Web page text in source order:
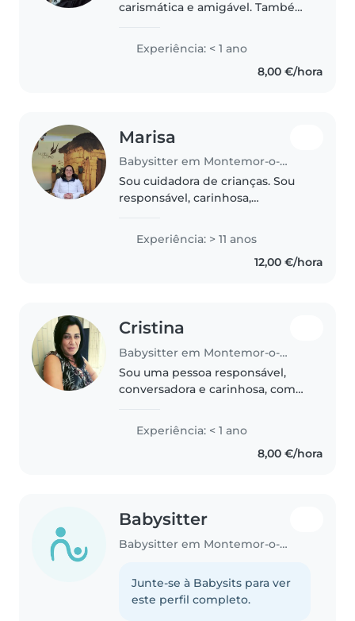
carismática e amigável. Também
precisas, estou sempre a
disposição para qualquer dúvida
Experiência: < 1 ano
8,00 €/hora
Marisa
Babysitter em Montemor-o-Novo
Sou cuidadora de crianças. Sou
responsável, carinhosa,
de experiência! Tenho
experiência em cuidar de bebés
em idade até aos 3 anos, crianças
Experiência: > 11 anos
12,00 €/hora
Cristina
Babysitter em Montemor-o-Novo
Sou uma pessoa responsável,
conversadora e carinhosa, com
crianças em idade de brincar.
Tenho filhos e estou à procura de
uma oportunidade para cuidar
Experiência: < 1 ano
8,00 €/hora
Babysitter
Babysitter em Montemor-o-Novo
Junte-se à Babysits para ver
este perfil completo.